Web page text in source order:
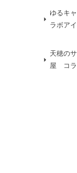
ゆるキ
ラボア
天穂の
屋 コラ